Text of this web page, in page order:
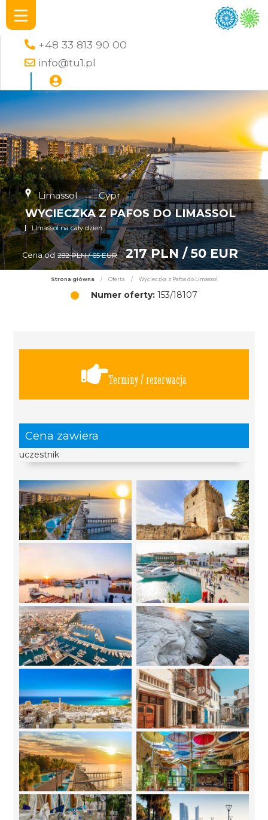
+48 33 813 90 00
info@tu1.pl
Limassol → Cypr
WYCIECZKA Z PAFOS DO LIMASSOL
LImassol na cały dzień
Cena od 282 PLN / 65 EUR 217 PLN / 50 EUR
Strona główna / Oferta / Wycieczka z Pafos do Limassol
Numer oferty: 153/18107
Terminy / rezerwacja
Cena zawiera
uczestnik